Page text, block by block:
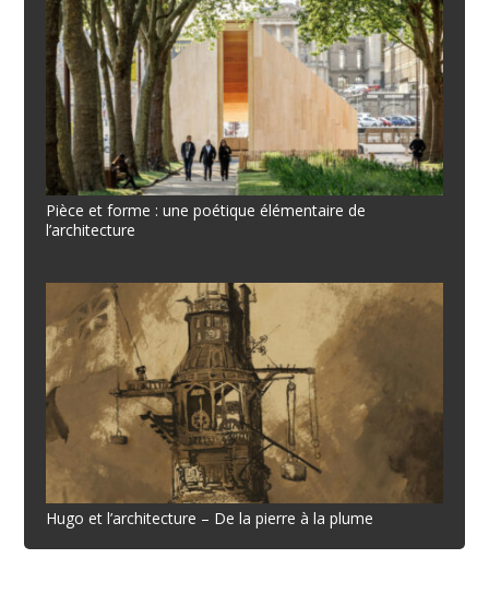
Pièce et forme : une poétique élémentaire de
l’architecture
Hugo et l’architecture – De la pierre à la plume